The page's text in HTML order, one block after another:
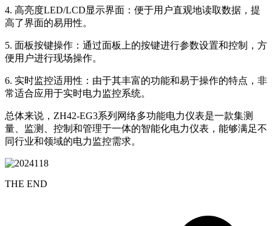
4. 高亮度LED/LCD显示界面：便于用户直观地读取数据，提
高了界面的易用性。
5. 面板按键操作：通过面板上的按键进行参数设置和控制，方
便用户进行现场操作。
6. 实时监控适用性：由于其丰富的功能和易于操作的特点，非
常适合应用于实时电力监控系统。
总体来说，ZH42-EG3系列网络多功能电力仪表是一款集测
量、监测、控制和管理于一体的智能化电力仪表，能够满足不
同行业和领域的电力监控需求。
THE END